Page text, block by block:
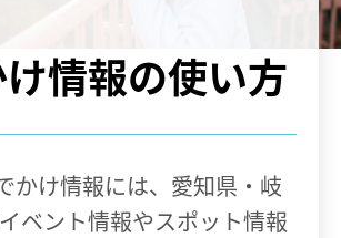
情報の使い方
かけ情報には、愛知県・岐
ベント情報やスポット情報